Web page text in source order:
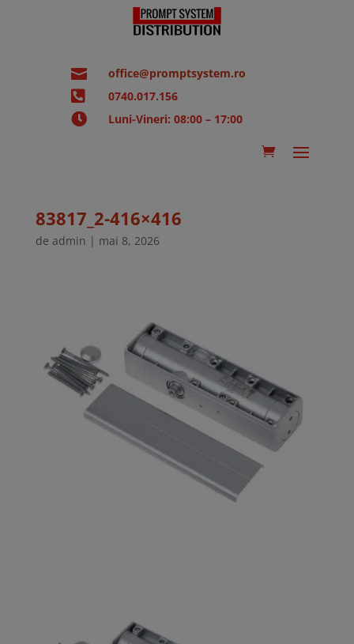
 office@promptsystem.ro
 0740.017.156
 Luni-Vineri: 08:00 – 17:00
83817_2-416×416
de admin | mai 8, 2026